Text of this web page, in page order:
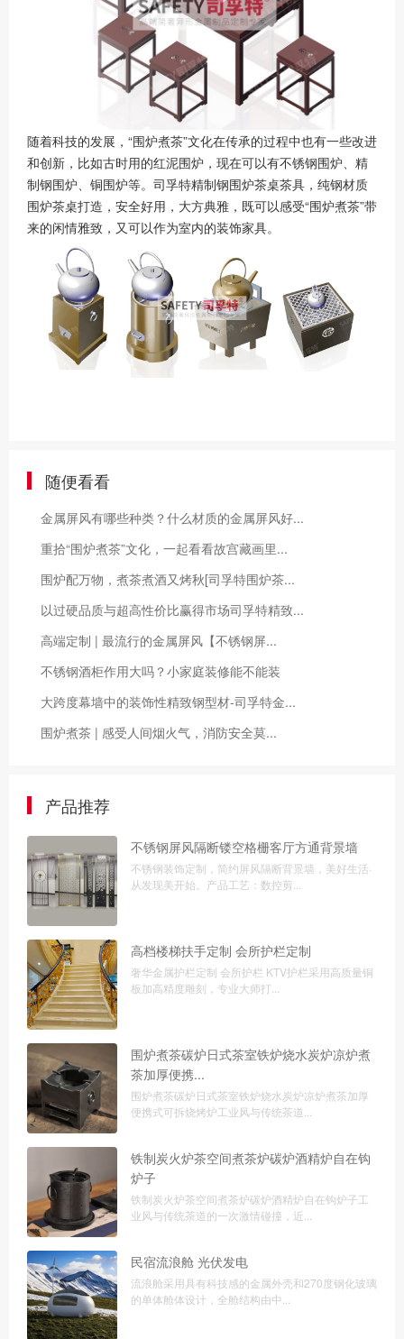
随着科技的发展，“围炉煮茶”文化在传承的过程中也有一些改进
和创新，比如古时用的红泥围炉，现在可以有不锈钢围炉、精
制钢围炉、铜围炉等。司孚特精制钢围炉茶桌茶具，纯钢材质
围炉茶桌打造，安全好用，大方典雅，既可以感受“围炉煮茶”带
来的闲情雅致，又可以作为室内的装饰家具。
随便看看
金属屏风有哪些种类？什么材质的金属屏风好...
重拾“围炉煮茶”文化，一起看看故宫藏画里...
围炉配万物，煮茶煮酒又烤秋[司孚特围炉茶...
以过硬品质与超高性价比赢得市场司孚特精致...
高端定制 | 最流行的金属屏风【不锈钢屏...
不锈钢酒柜作用大吗？小家庭装修能不能装
大跨度幕墙中的装饰性精致钢型材-司孚特金...
围炉煮茶 | 感受人间烟火气，消防安全莫...
产品推荐
不锈钢屏风隔断镂空格栅客厅方通背景墙
不锈钢装饰定制，简约屏风隔断背景墙，美好生活·
从发现美开始。产品工艺：数控剪...
高档楼梯扶手定制 会所护栏定制
奢华金属护栏定制 会所护栏 KTV护栏采用高质量铜
板加高精度雕刻，专业大师打...
围炉煮茶碳炉日式茶室铁炉烧水炭炉凉炉煮
茶加厚便携...
围炉煮茶碳炉日式茶室铁炉烧水炭炉凉炉煮茶加厚
便携式可拆烧烤炉工业风与传统茶道...
铁制炭火炉茶空间煮茶炉碳炉酒精炉自在钩
炉子
铁制炭火炉茶空间煮茶炉碳炉酒精炉自在钩炉子工
业风与传统茶道的一次激情碰撞，近...
民宿流浪舱 光伏发电
流浪舱采用具有科技感的金属外壳和270度钢化玻璃
的单体舱体设计，全舱结构由中...